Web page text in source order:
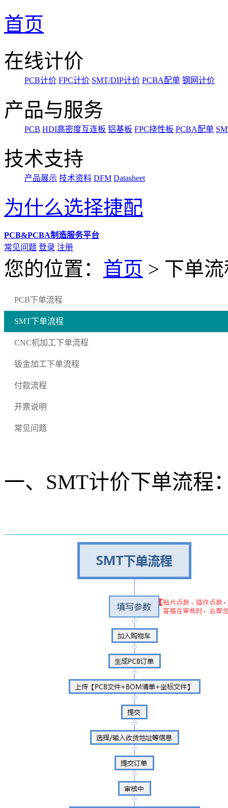
首页
在线计价
PCB计价 FPC计价 SMT/DIP计价 PCBA配单 钢网计价
产品与服务
PCB HDI高密度互连板 铝基板 FPC挠性板 PCBA配单
技术支持
产品展示 技术资料 DFM Datasheet
为什么选择捷配
PCB&PCBA制造服务平台
常见问题 登录 注册
您的位置： 首页 > 下单
PCB下单流程
SMT下单流程
CNC机加工下单流程
钣金加工下单流程
付款流程
开票说明
常见问题
一、SMT计价下单流程